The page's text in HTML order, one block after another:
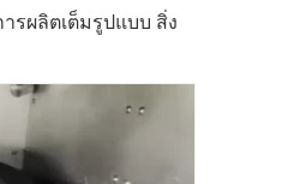
รผลิตเต็มรูปแบบ สิ่ง